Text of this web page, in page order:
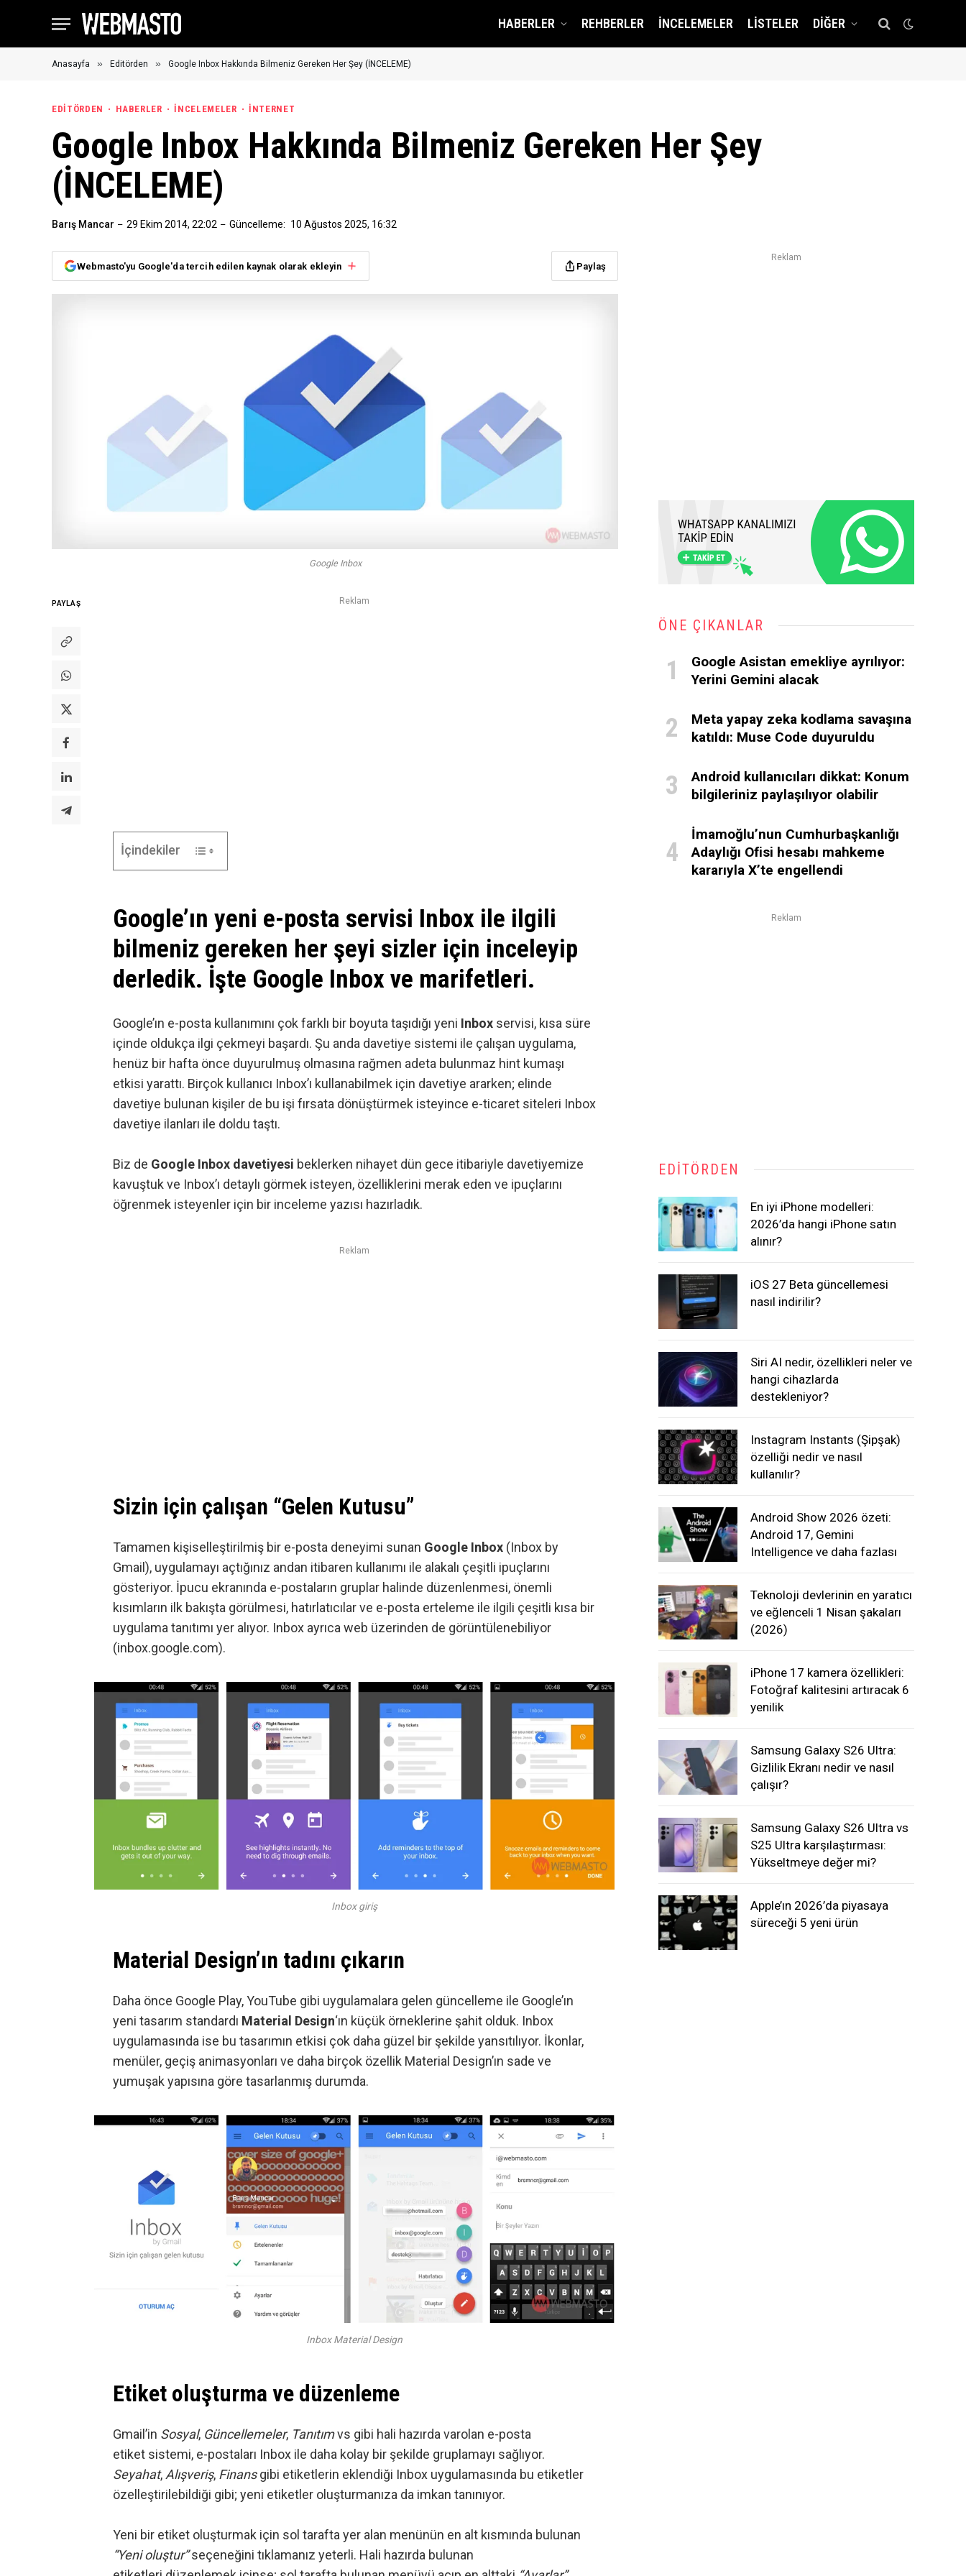
HABERLER REHBERLER İNCELEMELER LISTELER DIĞER
Anasayfa » Editörden » Google Inbox Hakkında Bilmeniz Gereken Her Şey (İNCELEME)
EDITÖRDEN HABERLER İNCELEMELER İNTERNET
Google Inbox Hakkında Bilmeniz Gereken Her Şey
(İNCELEME)
Barış Mancar 29 Ekim 2014, 22:02 Güncelleme: 10 Ağustos 2025, 16:32
Webmasto'yu Google'da tercih edilen kaynak olarak ekleyin Paylaş
Google Inbox
PAYLAŞ Reklam
İçindekiler
Google’ın yeni e-posta servisi Inbox ile ilgili
bilmeniz gereken her şeyi sizler için inceleyip
derledik. İşte Google Inbox ve marifetleri.
Google’ın e-posta kullanımını çok farklı bir boyuta taşıdığı yeni Inbox servisi, kısa süre
içinde oldukça ilgi çekmeyi başardı. Şu anda davetiye sistemi ile çalışan uygulama,
henüz bir hafta önce duyurulmuş olmasına rağmen adeta bulunmaz hint kumaşı
etkisi yarattı. Birçok kullanıcı Inbox’ı kullanabilmek için davetiye ararken; elinde
davetiye bulunan kişiler de bu işi fırsata dönüştürmek isteyince e-ticaret siteleri Inbox
davetiye ilanları ile doldu taştı.
Biz de Google Inbox davetiyesi beklerken nihayet dün gece itibariyle davetiyemize
kavuştuk ve Inbox’ı detaylı görmek isteyen, özelliklerini merak eden ve ipuçlarını
öğrenmek isteyenler için bir inceleme yazısı hazırladık.
Reklam
Sizin için çalışan “Gelen Kutusu”
Tamamen kişiselleştirilmiş bir e-posta deneyimi sunan Google Inbox (Inbox by
Gmail), uygulamayı açtığınız andan itibaren kullanımı ile alakalı çeşitli ipuçlarını
gösteriyor. İpucu ekranında e-postaların gruplar halinde düzenlenmesi, önemli
kısımların ilk bakışta görülmesi, hatırlatıcılar ve e-posta erteleme ile ilgili çeşitli kısa bir
uygulama tanıtımı yer alıyor. Inbox ayrıca web üzerinden de görüntülenebiliyor
(inbox.google.com).
Inbox giriş
Material Design’ın tadını çıkarın
Daha önce Google Play, YouTube gibi uygulamalara gelen güncelleme ile Google’ın
yeni tasarım standardı Material Design‘ın küçük örneklerine şahit olduk. Inbox
uygulamasında ise bu tasarımın etkisi çok daha güzel bir şekilde yansıtılıyor. İkonlar,
menüler, geçiş animasyonları ve daha birçok özellik Material Design’ın sade ve
yumuşak yapısına göre tasarlanmış durumda.
Inbox Material Design
Etiket oluşturma ve düzenleme
Gmail’in Sosyal, Güncellemeler, Tanıtımvs gibi hali hazırda varolan e-posta
etiket sistemi, e-postaları Inbox ile daha kolay bir şekilde gruplamayı sağlıyor.
Seyahat, Alışveriş, Finansgibi etiketlerin eklendiği Inbox uygulamasında bu etiketler
özelleştirilebildiği gibi; yeni etiketler oluşturmanıza da imkan tanınıyor.
Yeni bir etiket oluşturmak için sol tarafta yer alan menünün en alt kısmında bulunan
“Yeni oluştur”seçeneğini tıklamanız yeterli. Hali hazırda bulunan
Reklam
ÖNE ÇIKANLAR
Google Asistan emekliye ayrılıyor:
Yerini Gemini alacak
Meta yapay zeka kodlama savaşına
katıldı: Muse Code duyuruldu
Android kullanıcıları dikkat: Konum
bilgileriniz paylaşılıyor olabilir
İmamoğlu’nun Cumhurbaşkanlığı
Adaylığı Ofisi hesabı mahkeme
kararıyla X’te engellendi
Reklam
EDITÖRDEN
En iyi iPhone modelleri:
2026’da hangi iPhone satın
alınır?
iOS 27 Beta güncellemesi
nasıl indirilir?
Siri AI nedir, özellikleri neler ve
hangi cihazlarda
destekleniyor?
Instagram Instants (Şipşak)
özelliği nedir ve nasıl
kullanılır?
Android Show 2026 özeti:
Android 17, Gemini
Intelligence ve daha fazlası
Teknoloji devlerinin en yaratıcı
ve eğlenceli 1 Nisan şakaları
(2026)
iPhone 17 kamera özellikleri:
Fotoğraf kalitesini artıracak 6
yenilik
Samsung Galaxy S26 Ultra:
Gizlilik Ekranı nedir ve nasıl
çalışır?
Samsung Galaxy S26 Ultra vs
S25 Ultra karşılaştırması:
Yükseltmeye değer mi?
Apple’ın 2026’da piyasaya
süreceği 5 yeni ürün